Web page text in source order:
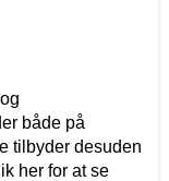
både på
tilbyder desuden
her for at se